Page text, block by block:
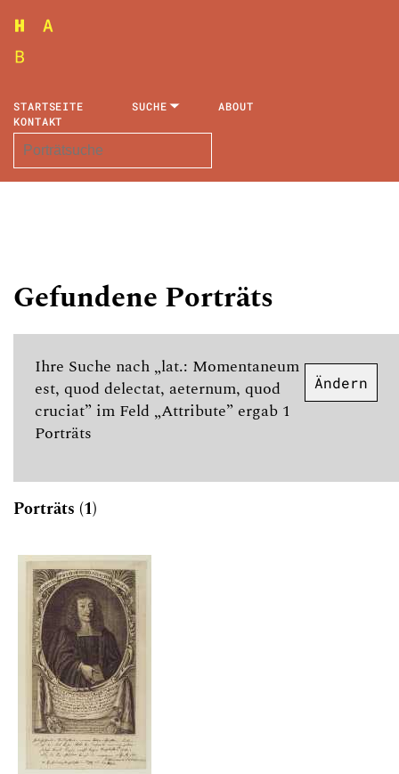
STARTSEITE SUCHE
ABOUT
KONTAKT
Gefundene Porträts
Ihre Suche nach „lat.: Momentaneum
est, quod delectat, aeternum, quod
cruciat” im Feld „Attribute” ergab 1
Porträts
Ändern
Porträts (1)